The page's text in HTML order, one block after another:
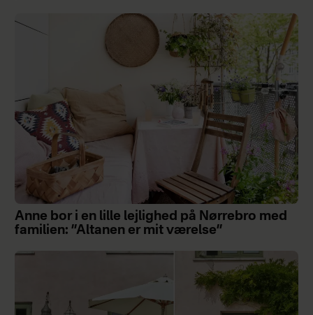
Anne bor i en lille lejlighed på Nørrebro med
familien: ”Altanen er mit værelse”